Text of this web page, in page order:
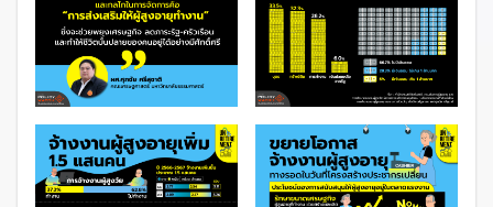
นอกจากนี้ ยังพบว่าผู้สูงอายุยังมีความเปราะบางในเรื่อง
ระบบการดูแล โดผู้สูงอายุร้อยละ 25.8 อาศัยอยู่ในครัว
เรือนข้ามรุ่น และร้อยละ 23.2 อาศัยอยู่ตามลำพัง
ยังมีผู้สูงอายุมีรายได้ต่ำกว่าเส้นความยากจนคิดเป็น
สัดส่วนถึงร้อยละ 34 หรือ 1 ใน 3 ของผู้สูงอายุทั้งหมด
และมากกว่าร้อยละ 78.3 มีรายได้ต่ำกว่า 100,000 บาท/ปี